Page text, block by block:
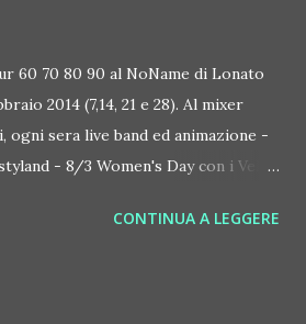
60 70 80 90 al NoName di Lonato
2014 (7,14, 21 e 28). Al mixer
ogni sera live band ed animazione -
- 8/3 Women's Day con i Velini
il party perfetto per tutti coloro che
CONTINUA A LEGGERE